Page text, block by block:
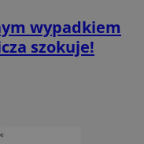
wypadkiem
szokuje!